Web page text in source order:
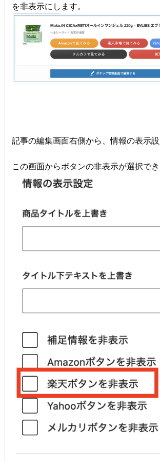
を非表示にします。
記事の編集画面右側から、情報の表示設
この画面からボタンの非表示が選択でき